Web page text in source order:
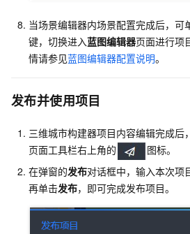
当场景编辑器内场景配置完成后，可
键，切换进入蓝图编辑器页面进行项
情请参见蓝图编辑器配置说明。
发布并使用项目
三维城市构建器项目内容编辑完成后
页面工具栏右上角的
图标。
在弹窗的发布对话框中，输入本次项
再单击发布，即可完成发布项目。